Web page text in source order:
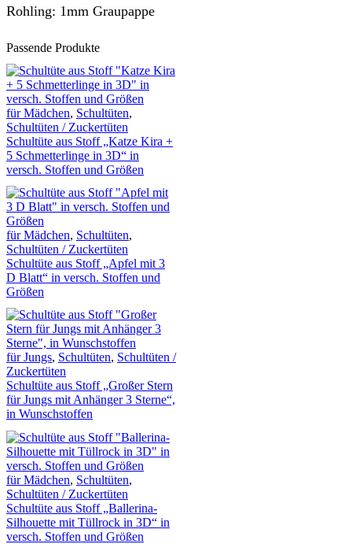
Rohling: 1mm Graupappe
Passende Produkte
für Mädchen, Schultüten,
Schultüten / Zuckertüten
Schultüte aus Stoff „Katze Kira +
5 Schmetterlinge in 3D“ in
versch. Stoffen und Größen
für Mädchen, Schultüten,
Schultüten / Zuckertüten
Schultüte aus Stoff „Apfel mit 3
D Blatt“ in versch. Stoffen und
Größen
für Jungs, Schultüten, Schultüten /
Zuckertüten
Schultüte aus Stoff „Großer Stern
für Jungs mit Anhänger 3 Sterne“,
in Wunschstoffen
für Mädchen, Schultüten,
Schultüten / Zuckertüten
Schultüte aus Stoff „Ballerina-
Silhouette mit Tüllrock in 3D“ in
versch. Stoffen und Größen